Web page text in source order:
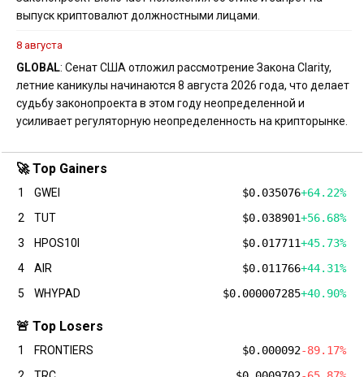
выпуск криптовалют должностными лицами.
8 августа
GLOBAL: Сенат США отложил рассмотрение Закона Clarity,
летние каникулы начинаются 8 августа 2026 года, что делает
судьбу законопроекта в этом году неопределенной и
усиливает регуляторную неопределенность на крипторынке.
🚀 Top Gainers
1 GWEI $0.035076+64.22%
2
TUT $0.038901+56.68%
3
HPOS10I $0.017711+45.73%
4
AIR $0.011766+44.31%
5
WHYPAD $0.000007285+40.90%
🚨 Top Losers
1 FRONTIERS $0.000092-89.17%